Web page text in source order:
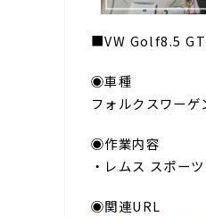
■VW Golf8.5
◉車種
フォルクスワー
◉作業内容
・レムス スポー
◉関連URL